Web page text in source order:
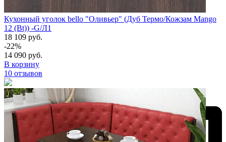
Кухонный уголок bello "Оливьер" (Дуб Термо/Кожзам Mango
12 (Bt)) -G/Л1
18 109 руб.
-22%
14 090 руб.
В корзину
10 отзывов